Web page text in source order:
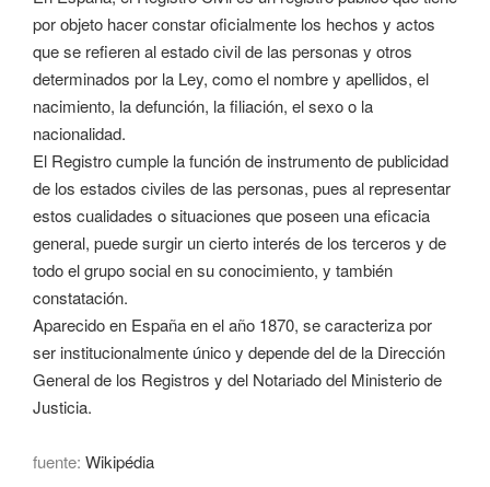
por objeto hacer constar oficialmente los hechos y actos
que se refieren al estado civil de las personas y otros
determinados por la Ley, como el nombre y apellidos, el
nacimiento, la defunción, la filiación, el sexo o la
nacionalidad.
El Registro cumple la función de instrumento de publicidad
de los estados civiles de las personas, pues al representar
estos cualidades o situaciones que poseen una eficacia
general, puede surgir un cierto interés de los terceros y de
todo el grupo social en su conocimiento, y también
constatación.
Aparecido en España en el año 1870, se caracteriza por
ser institucionalmente único y depende del de la Dirección
General de los Registros y del Notariado del Ministerio de
Justicia.
fuente: Wikipédia